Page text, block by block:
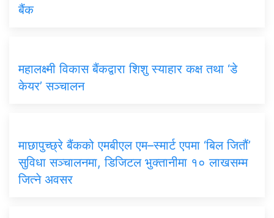
बैंक
महालक्ष्मी विकास बैंकद्वारा शिशु स्याहार कक्ष तथा ‘डे
केयर’ सञ्चालन
माछापुच्छ्रे बैंकको एमबीएल एम–स्मार्ट एपमा ‘बिल जितौं’
सुविधा सञ्चालनमा, डिजिटल भुक्तानीमा १० लाखसम्म
जित्ने अवसर